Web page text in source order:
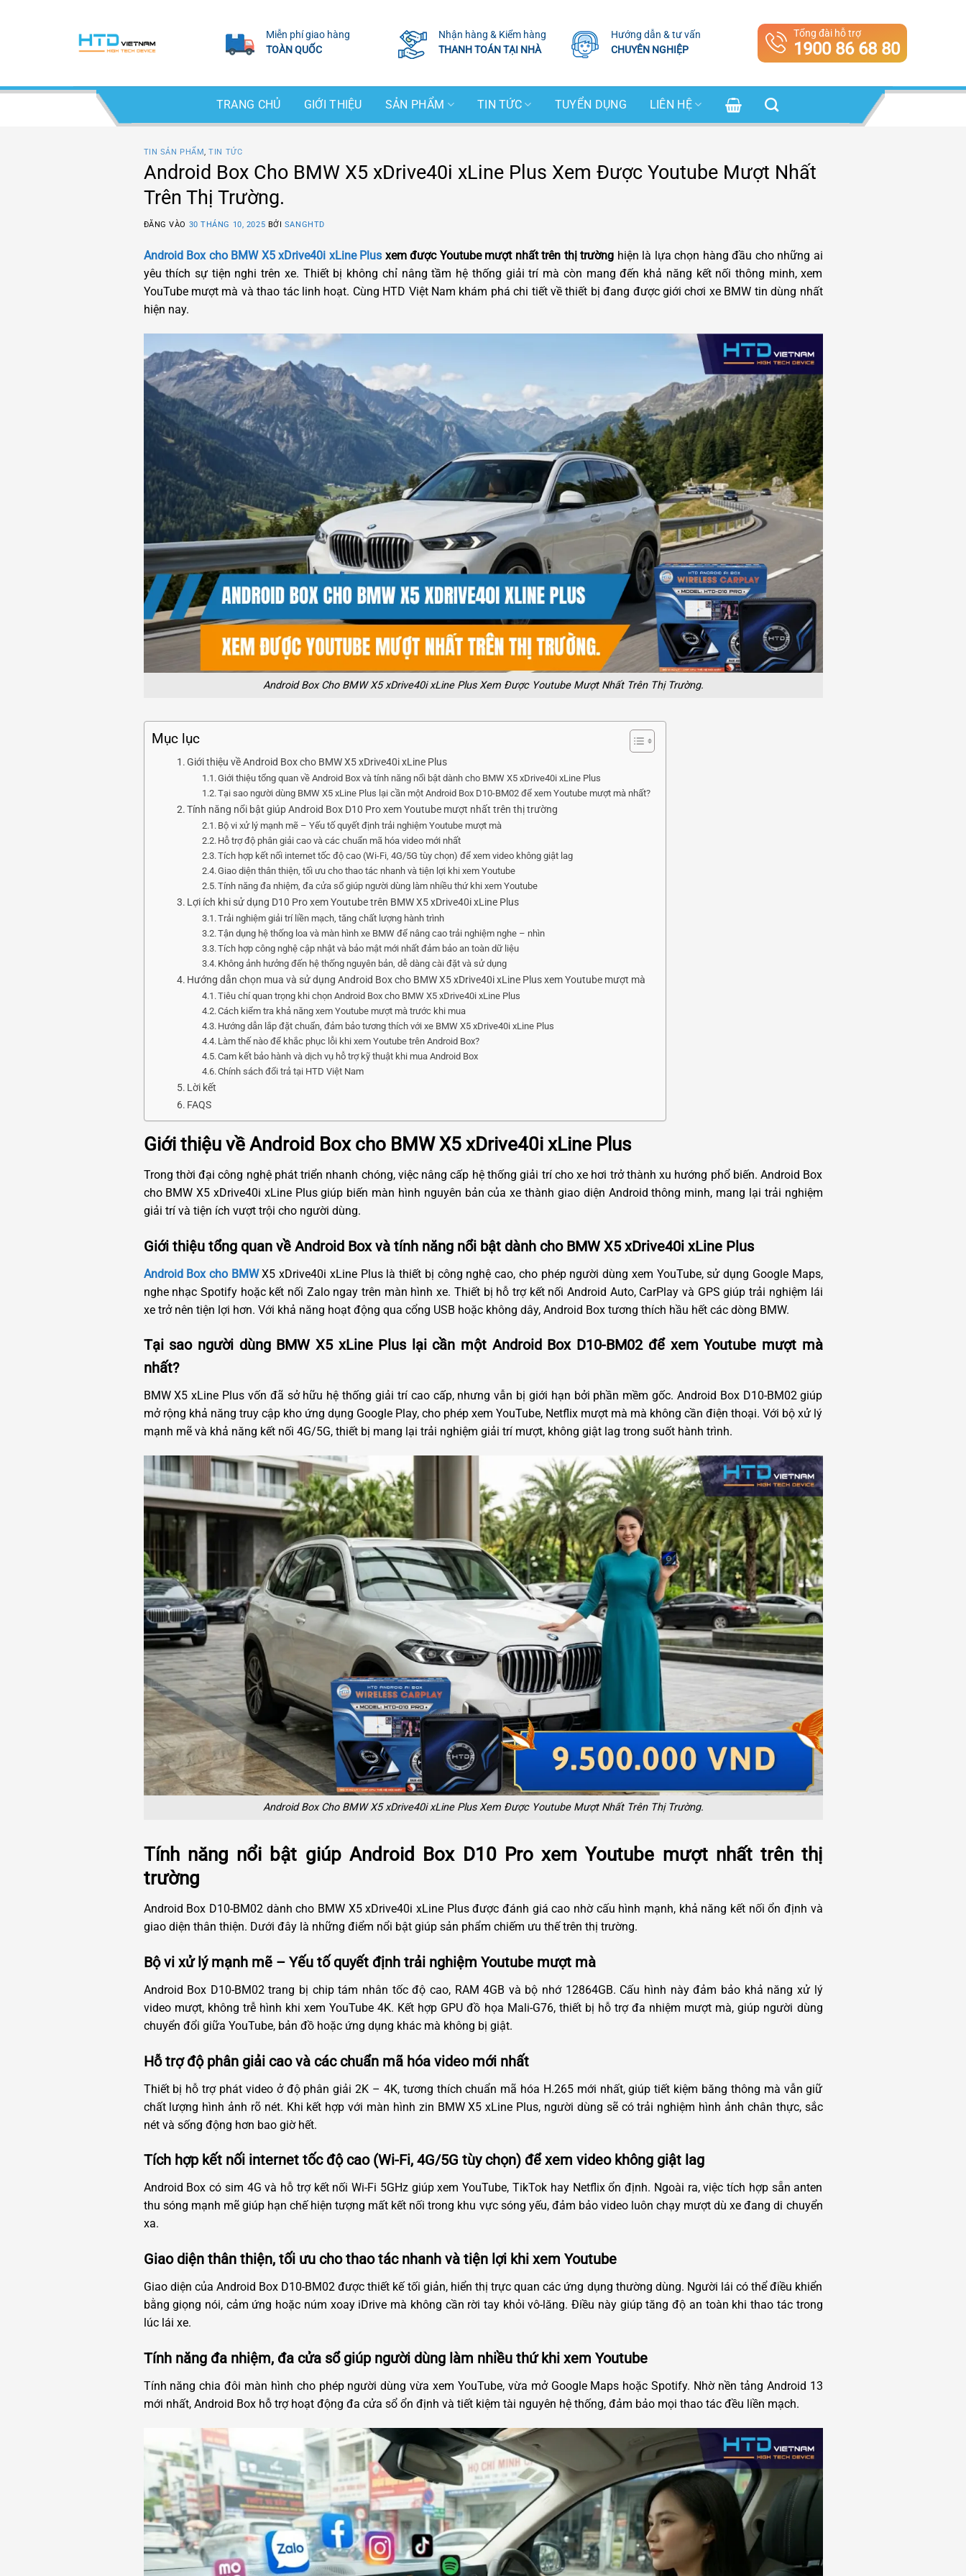
Miễn phí giao hàng
TOÀN QUỐC
Nhận hàng & Kiểm hàng
THANH TOÁN TẠI NHÀ
Hướng dẫn & tư vấn
CHUYÊN NGHIỆP
Tổng đài hỗ trợ
1900 86 68 80
TRANG CHỦ GIỚI THIỆU SẢN PHẨM TIN TỨC TUYỂN DỤNG LIÊN HỆ
TIN SẢN PHẨM,TIN TỨC
Android Box Cho BMW X5 xDrive40i xLine Plus Xem Được Youtube Mượt Nhất
Trên Thị Trường.
ĐĂNG VÀO 30 THÁNG 10, 2025 BỞI SANGHTD
Android Box cho BMW X5 xDrive40i xLine Plus xem được Youtube mượt nhất trên thị trường hiện là lựa chọn hàng đầu cho những ai
yêu thích sự tiện nghi trên xe. Thiết bị không chỉ nâng tầm hệ thống giải trí mà còn mang đến khả năng kết nối thông minh, xem
YouTube mượt mà và thao tác linh hoạt. Cùng HTD Việt Nam khám phá chi tiết về thiết bị đang được giới chơi xe BMW tin dùng nhất
hiện nay.
Android Box Cho BMW X5 xDrive40i xLine Plus Xem Được Youtube Mượt Nhất Trên Thị Trường.
Mục lục
Giới thiệu về Android Box cho BMW X5 xDrive40i xLine Plus
Giới thiệu tổng quan về Android Box và tính năng nổi bật dành cho BMW X5 xDrive40i xLine Plus
Tại sao người dùng BMW X5 xLine Plus lại cần một Android Box D10-BM02 để xem Youtube mượt mà nhất?
Tính năng nổi bật giúp Android Box D10 Pro xem Youtube mượt nhất trên thị trường
Bộ vi xử lý mạnh mẽ – Yếu tố quyết định trải nghiệm Youtube mượt mà
Hỗ trợ độ phân giải cao và các chuẩn mã hóa video mới nhất
Tích hợp kết nối internet tốc độ cao (Wi-Fi, 4G/5G tùy chọn) để xem video không giật lag
Giao diện thân thiện, tối ưu cho thao tác nhanh và tiện lợi khi xem Youtube
Tính năng đa nhiệm, đa cửa sổ giúp người dùng làm nhiều thứ khi xem Youtube
Lợi ích khi sử dụng D10 Pro xem Youtube trên BMW X5 xDrive40i xLine Plus
Trải nghiệm giải trí liền mạch, tăng chất lượng hành trình
Tận dụng hệ thống loa và màn hình xe BMW để nâng cao trải nghiệm nghe – nhìn
Tích hợp công nghệ cập nhật và bảo mật mới nhất đảm bảo an toàn dữ liệu
Không ảnh hưởng đến hệ thống nguyên bản, dễ dàng cài đặt và sử dụng
Hướng dẫn chọn mua và sử dụng Android Box cho BMW X5 xDrive40i xLine Plus xem Youtube mượt mà
Tiêu chí quan trọng khi chọn Android Box cho BMW X5 xDrive40i xLine Plus
Cách kiểm tra khả năng xem Youtube mượt mà trước khi mua
Hướng dẫn lắp đặt chuẩn, đảm bảo tương thích với xe BMW X5 xDrive40i xLine Plus
Làm thế nào để khắc phục lỗi khi xem Youtube trên Android Box?
Cam kết bảo hành và dịch vụ hỗ trợ kỹ thuật khi mua Android Box
Chính sách đổi trả tại HTD Việt Nam
Lời kết
FAQS
Giới thiệu về Android Box cho BMW X5 xDrive40i xLine Plus
Trong thời đại công nghệ phát triển nhanh chóng, việc nâng cấp hệ thống giải trí cho xe hơi trở thành xu hướng phổ biến. Android Box
cho BMW X5 xDrive40i xLine Plus giúp biến màn hình nguyên bản của xe thành giao diện Android thông minh, mang lại trải nghiệm
giải trí và tiện ích vượt trội cho người dùng.
Giới thiệu tổng quan về Android Box và tính năng nổi bật dành cho BMW X5 xDrive40i xLine Plus
Android Box cho BMWX5 xDrive40i xLine Plus là thiết bị công nghệ cao, cho phép người dùng xem YouTube, sử dụng Google Maps,
nghe nhạc Spotify hoặc kết nối Zalo ngay trên màn hình xe. Thiết bị hỗ trợ kết nối Android Auto, CarPlay và GPS giúp trải nghiệm lái
xe trở nên tiện lợi hơn. Với khả năng hoạt động qua cổng USB hoặc không dây, Android Box tương thích hầu hết các dòng BMW.
Tại sao người dùng BMW X5 xLine Plus lại cần một Android Box D10-BM02 để xem Youtube mượt mà
nhất?
BMW X5 xLine Plus vốn đã sở hữu hệ thống giải trí cao cấp, nhưng vẫn bị giới hạn bởi phần mềm gốc. Android Box D10-BM02 giúp
mở rộng khả năng truy cập kho ứng dụng Google Play, cho phép xem YouTube, Netflix mượt mà mà không cần điện thoại. Với bộ xử lý
mạnh mẽ và khả năng kết nối 4G/5G, thiết bị mang lại trải nghiệm giải trí mượt, không giật lag trong suốt hành trình.
Android Box Cho BMW X5 xDrive40i xLine Plus Xem Được Youtube Mượt Nhất Trên Thị Trường.
Tính năng nổi bật giúp Android Box D10 Pro xem Youtube mượt nhất trên thị
trường
Android Box D10-BM02 dành cho BMW X5 xDrive40i xLine Plus được đánh giá cao nhờ cấu hình mạnh, khả năng kết nối ổn định và
giao diện thân thiện. Dưới đây là những điểm nổi bật giúp sản phẩm chiếm ưu thế trên thị trường.
Bộ vi xử lý mạnh mẽ – Yếu tố quyết định trải nghiệm Youtube mượt mà
Android Box D10-BM02 trang bị chip tám nhân tốc độ cao, RAM 4GB và bộ nhớ 12864GB. Cấu hình này đảm bảo khả năng xử lý
video mượt, không trễ hình khi xem YouTube 4K. Kết hợp GPU đồ họa Mali-G76, thiết bị hỗ trợ đa nhiệm mượt mà, giúp người dùng
chuyển đổi giữa YouTube, bản đồ hoặc ứng dụng khác mà không bị giật.
Hỗ trợ độ phân giải cao và các chuẩn mã hóa video mới nhất
Thiết bị hỗ trợ phát video ở độ phân giải 2K – 4K, tương thích chuẩn mã hóa H.265 mới nhất, giúp tiết kiệm băng thông mà vẫn giữ
chất lượng hình ảnh rõ nét. Khi kết hợp với màn hình zin BMW X5 xLine Plus, người dùng sẽ có trải nghiệm hình ảnh chân thực, sắc
nét và sống động hơn bao giờ hết.
Tích hợp kết nối internet tốc độ cao (Wi-Fi, 4G/5G tùy chọn) để xem video không giật lag
Android Box có sim 4G và hỗ trợ kết nối Wi-Fi 5GHz giúp xem YouTube, TikTok hay Netflix ổn định. Ngoài ra, việc tích hợp sẵn anten
thu sóng mạnh mẽ giúp hạn chế hiện tượng mất kết nối trong khu vực sóng yếu, đảm bảo video luôn chạy mượt dù xe đang di chuyển
xa.
Giao diện thân thiện, tối ưu cho thao tác nhanh và tiện lợi khi xem Youtube
Giao diện của Android Box D10-BM02 được thiết kế tối giản, hiển thị trực quan các ứng dụng thường dùng. Người lái có thể điều khiển
bằng giọng nói, cảm ứng hoặc núm xoay iDrive mà không cần rời tay khỏi vô-lăng. Điều này giúp tăng độ an toàn khi thao tác trong
lúc lái xe.
Tính năng đa nhiệm, đa cửa sổ giúp người dùng làm nhiều thứ khi xem Youtube
Tính năng chia đôi màn hình cho phép người dùng vừa xem YouTube, vừa mở Google Maps hoặc Spotify. Nhờ nền tảng Android 13
mới nhất, Android Box hỗ trợ hoạt động đa cửa sổ ổn định và tiết kiệm tài nguyên hệ thống, đảm bảo mọi thao tác đều liền mạch.